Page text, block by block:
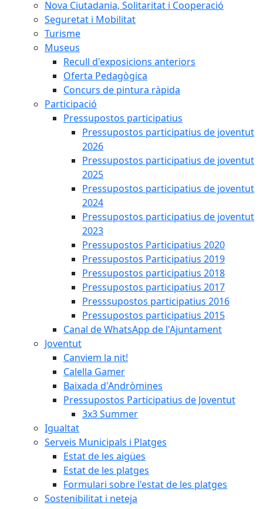
Nova Ciutadania, Solitaritat i Cooperació
Seguretat i Mobilitat
Turisme
Museus
Recull d'exposicions anteriors
Oferta Pedagògica
Concurs de pintura ràpida
Participació
Pressupostos participatius
Pressupostos participatius de joventut
2026
Pressupostos participatius de joventut
2025
Pressupostos participatius de joventut
2024
Pressupostos participatius de joventut
2023
Pressupostos Participatius 2020
Pressupostos Participatius 2019
Pressupostos participatius 2018
Pressupostos participatius 2017
Presssupostos participatius 2016
Pressupostos participatius 2015
Canal de WhatsApp de l'Ajuntament
Joventut
Canviem la nit!
Calella Gamer
Baixada d'Andròmines
Pressupostos Participatius de Joventut
3x3 Summer
Igualtat
Serveis Municipals i Platges
Estat de les aigües
Estat de les platges
Formulari sobre l'estat de les platges
Sostenibilitat i neteja